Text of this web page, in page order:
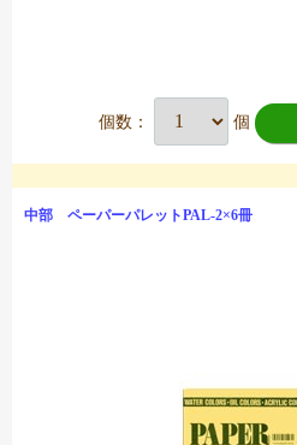
個数： 個
中部 ペーパーパレットPAL-2×6冊